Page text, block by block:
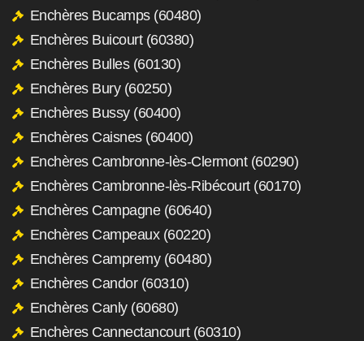
Enchères Bucamps (60480)
Enchères Buicourt (60380)
Enchères Bulles (60130)
Enchères Bury (60250)
Enchères Bussy (60400)
Enchères Caisnes (60400)
Enchères Cambronne-lès-Clermont (60290)
Enchères Cambronne-lès-Ribécourt (60170)
Enchères Campagne (60640)
Enchères Campeaux (60220)
Enchères Campremy (60480)
Enchères Candor (60310)
Enchères Canly (60680)
Enchères Cannectancourt (60310)